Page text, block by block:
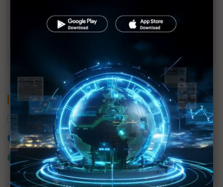
主持人；曾任IBM華生研究中心及美國微軟研究
院客座研究員。擔任多家科技公司AI策略顧問，
習慣從學術與產業雙重視角檢驗技術發展的機會
關鍵字
智慧機器人
加入已選取到「關鍵字追蹤」
什麼是「關鍵字追蹤」